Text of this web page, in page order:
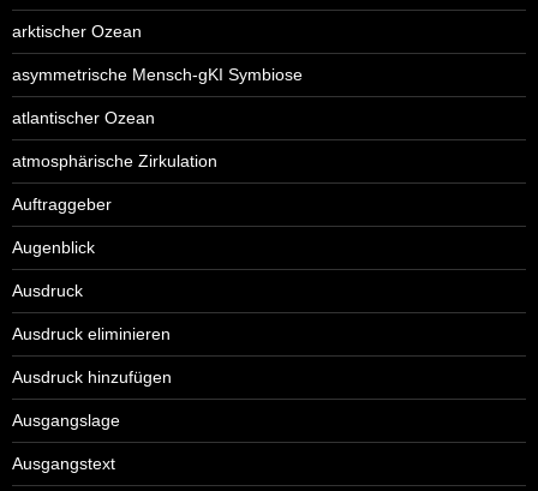
arktischer Ozean
asymmetrische Mensch-gKI Symbiose
atlantischer Ozean
atmosphärische Zirkulation
Auftraggeber
Augenblick
Ausdruck
Ausdruck eliminieren
Ausdruck hinzufügen
Ausgangslage
Ausgangstext